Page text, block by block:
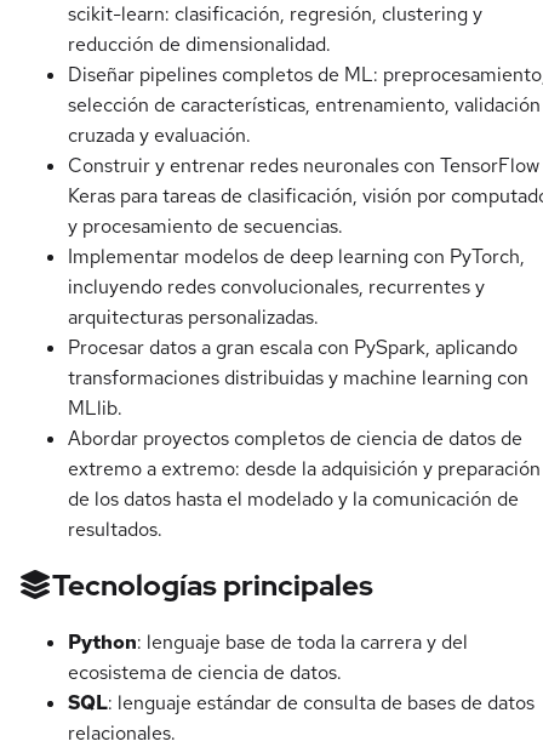
scikit-learn: clasificación, regresión, clustering y
reducción de dimensionalidad.
Diseñar pipelines completos de ML:
selección de características, entrenamiento, validación
cruzada y evaluación.
Construir y entrenar redes neuronales con
Keras para tareas de clasificación, visión por
y procesamiento de secuencias.
Implementar modelos de deep learning con PyTorch,
incluyendo redes convolucionales, recurrentes y
arquitecturas personalizadas.
Procesar datos a gran escala con PySpark, aplicando
transformaciones distribuidas y machine learning con
MLlib.
Abordar proyectos completos de ciencia de datos de
extremo a extremo: desde la adquisición y preparación
de los datos hasta el modelado y la comunicación de
resultados.
Tecnologías principales
Python: lenguaje base de toda la carrera y del
ecosistema de ciencia de datos.
SQL: lenguaje estándar de consulta de bases de datos
relacionales.